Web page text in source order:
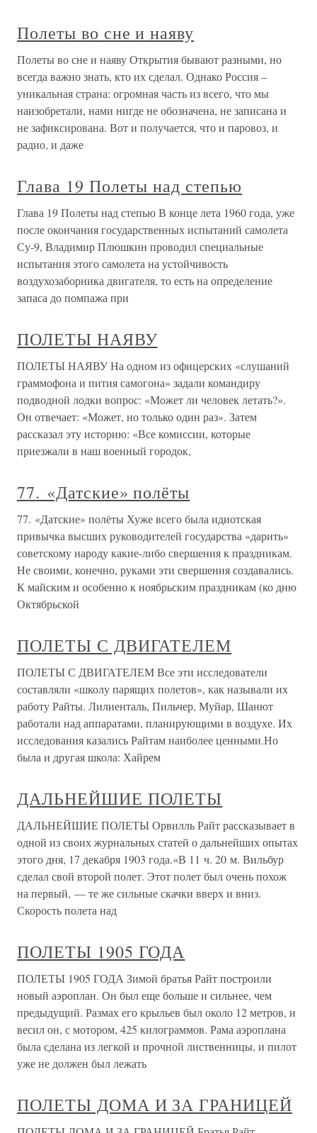
Полеты во сне и наяву
Полеты во сне и наяву Открытия бывают разными, но
всегда важно знать, кто их сделал. Однако Россия –
уникальная страна: огромная часть из всего, что мы
наизобретали, нами нигде не обозначена, не записана и
не зафиксирована. Вот и получается, что и паровоз, и
радио, и даже
Глава 19 Полеты над степью
Глава 19 Полеты над степью В конце лета 1960 года, уже
после окончания государственных испытаний самолета
Су-9, Владимир Плюшкин проводил специальные
испытания этого самолета на устойчивость
воздухозаборника двигателя, то есть на определение
запаса до помпажа при
ПОЛЕТЫ НАЯВУ
ПОЛЕТЫ НАЯВУ На одном из офицерских «слушаний
граммофона и пития самогона» задали командиру
подводной лодки вопрос: «Может ли человек летать?».
Он отвечает: «Может, но только один раз». Затем
рассказал эту историю: «Все комиссии, которые
приезжали в наш военный городок,
77. «Датские» полёты
77. «Датские» полёты Хуже всего была идиотская
привычка высших руководителей государства «дарить»
советскому народу какие-либо свершения к праздникам.
Не своими, конечно, руками эти свершения создавались.
К майским и особенно к ноябрьским праздникам (ко дню
Октябрьской
ПОЛЕТЫ С ДВИГАТЕЛЕМ
ПОЛЕТЫ С ДВИГАТЕЛЕМ Все эти исследователи
составляли «школу парящих полетов», как называли их
работу Райты. Лилиенталь, Пильчер, Муйар, Шанют
работали над аппаратами, планирующими в воздухе. Их
исследования казались Райтам наиболее ценными.Но
была и другая школа: Хайрем
ДАЛЬНЕЙШИЕ ПОЛЕТЫ
ДАЛЬНЕЙШИЕ ПОЛЕТЫ Орвилль Райт рассказывает в
одной из своих журнальных статей о дальнейших опытах
этого дня, 17 декабря 1903 года.«В 11 ч. 20 м. Вильбур
сделал свой второй полет. Этот полет был очень похож
на первый, — те же сильные скачки вверх и вниз.
Скорость полета над
ПОЛЕТЫ 1905 ГОДА
ПОЛЕТЫ 1905 ГОДА Зимой братья Райт построили
новый аэроплан. Он был еще больше и сильнее, чем
предыдущий. Размах его крыльев был около 12 метров, и
весил он, с мотором, 425 килограммов. Рама аэроплана
была сделана из легкой и прочной лиственницы, и пилот
уже не должен был лежать
ПОЛЕТЫ ДОМА И ЗА ГРАНИЦЕЙ